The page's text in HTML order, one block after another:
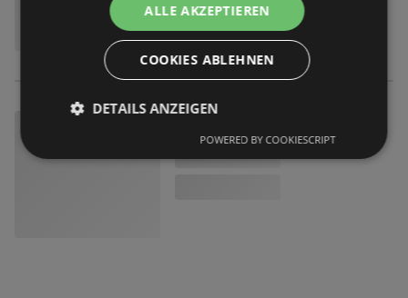
ALLE AKZEPTIEREN
COOKIES ABLEHNEN
DETAILS ANZEIGEN
POWERED BY COOKIESCRIPT